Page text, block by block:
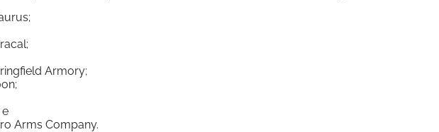
Armory;
e
Arms Company.